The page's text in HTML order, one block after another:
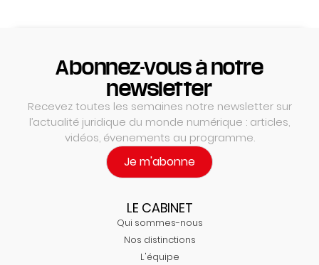
Abonnez-vous à notre
newsletter
Recevez toutes les semaines notre newsletter sur
l’actualité juridique du monde numérique : articles,
vidéos, évenements au programme.
Je m'abonne
LE CABINET
Qui sommes-nous
Nos distinctions
L'équipe